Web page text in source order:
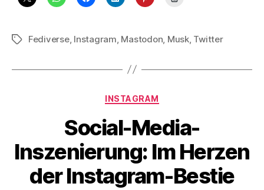
Schlagwörter
Fediverse, Instagram Mastodon Musk, Twitter
Kategorien
INSTAGRAM
Social-Media-
Inszenierung: Im Herzen
der Instagram-Bestie